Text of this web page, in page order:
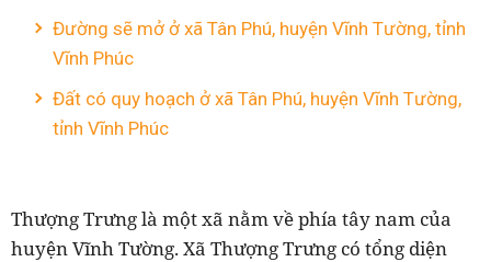
Đường sẽ mở ở xã Tân Phú, huyện Vĩnh Tường, tỉnh
Vĩnh Phúc
Đất có quy hoạch ở xã Tân Phú, huyện Vĩnh Tường,
tỉnh Vĩnh Phúc
Thượng Trưng là một xã nằm về phía tây nam của
huyện Vĩnh Tường. Xã Thượng Trưng có tổng diện